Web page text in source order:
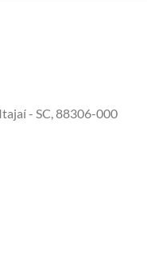
- SC, 88306-000